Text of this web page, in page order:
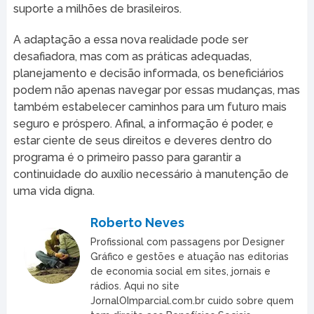
suporte a milhões de brasileiros.
A adaptação a essa nova realidade pode ser
desafiadora, mas com as práticas adequadas,
planejamento e decisão informada, os beneficiários
podem não apenas navegar por essas mudanças, mas
também estabelecer caminhos para um futuro mais
seguro e próspero. Afinal, a informação é poder, e
estar ciente de seus direitos e deveres dentro do
programa é o primeiro passo para garantir a
continuidade do auxílio necessário à manutenção de
uma vida digna.
Roberto Neves
Profissional com passagens por Designer
Gráfico e gestões e atuação nas editorias
de economia social em sites, jornais e
rádios. Aqui no site
JornalOImparcial.com.br cuido sobre quem